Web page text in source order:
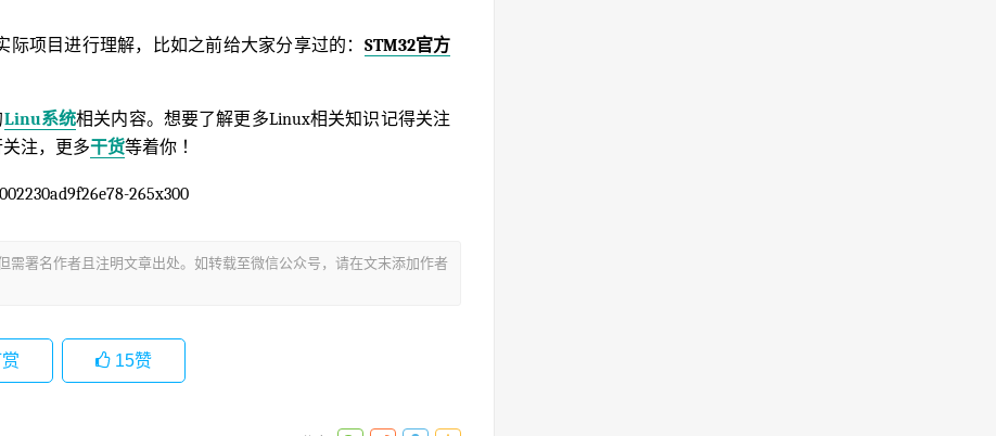
际项目进行理解，比如之前给大家分享过的： STM32官方
Linu系统相关内容。想要了解更多Linux相关知识记得关注
注，更多干货等着你 ！
需署名作者且注明文章出处。如转载至微信公众号，请在文末添加作者
15赞